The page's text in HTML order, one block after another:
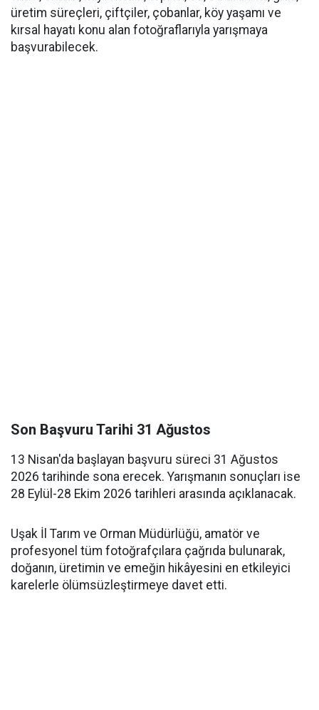
üretim süreçleri, çiftçiler, çobanlar, köy yaşamı ve
kırsal hayatı konu alan fotoğraflarıyla yarışmaya
başvurabilecek.
Son Başvuru Tarihi 31 Ağustos
13 Nisan'da başlayan başvuru süreci 31 Ağustos
2026 tarihinde sona erecek. Yarışmanın sonuçları ise
28 Eylül-28 Ekim 2026 tarihleri arasında açıklanacak.
Uşak İl Tarım ve Orman Müdürlüğü, amatör ve
profesyonel tüm fotoğrafçılara çağrıda bulunarak,
doğanın, üretimin ve emeğin hikâyesini en etkileyici
karelerle ölümsüzleştirmeye davet etti.